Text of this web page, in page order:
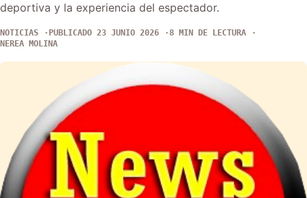
deportiva y la experiencia del espectador.
NOTICIAS PUBLICADO 23 JUNIO 2026
8 MIN DE LECTURA
NEREA MOLINA